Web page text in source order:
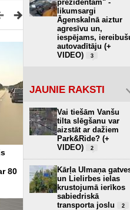
80
Policija aiztur vīrieti
smagu ceļu satiksmes
Madonā; tiesa piemēro
7
prezidentam" -
likumsargi
Āgenskalnā aiztur
agresīvu un,
iespējams,
autovadītāju (+
VIDEO)
3
JAUNIE RAKSTI
Vai tiešām Vanšu
tilta slēgšanu var
aizstāt ar dažiem
Park&Ride? (+
VIDEO)
2
Kārļa Ulmaņa
un Lielirbes ielas
krustojumā ierīkos
sabiedriskā
transporta joslu
2